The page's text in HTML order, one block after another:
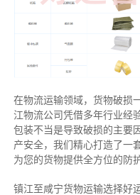
在物流运输领域，货物破损
江物流公司凭借多年行业经
包装不当是导致破损的主要
产安全，我们精心打造了一
为您的货物提供全方位的防护
镇江至咸宁货物运输选择好